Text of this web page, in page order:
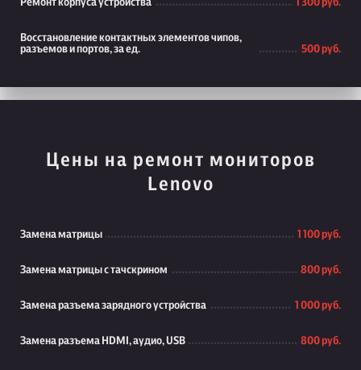
Ремонт корпуса устройства 1 300 руб.
Восстановление контактных элементов чипов,
разъемов и портов, за ед.
500 руб.
Цены на ремонт мониторов
Lenovo
Замена матрицы 1 100 руб.
Замена матрицы с тачскрином 800 руб.
Замена разъема зарядного устройства 1 000 руб.
Замена разъема HDMI, аудио, USB 800 руб.